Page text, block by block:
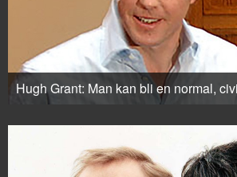
Hugh Grant: Man kan bli en normal,